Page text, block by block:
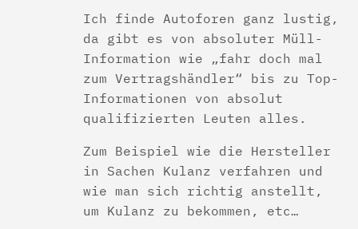
Ich finde Autoforen ganz lustig,
da gibt es von absoluter Müll-
Information wie „fahr doch mal
zum Vertragshändler“ bis zu Top-
Informationen von absolut
qualifizierten Leuten alles.
Zum Beispiel wie die Hersteller
in Sachen Kulanz verfahren und
wie man sich richtig anstellt,
um Kulanz zu bekommen, etc…